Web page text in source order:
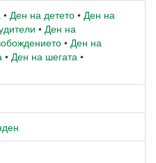
• Ден на детето • Ден на
• Ден на
• Ден на
• Ден на шегата •